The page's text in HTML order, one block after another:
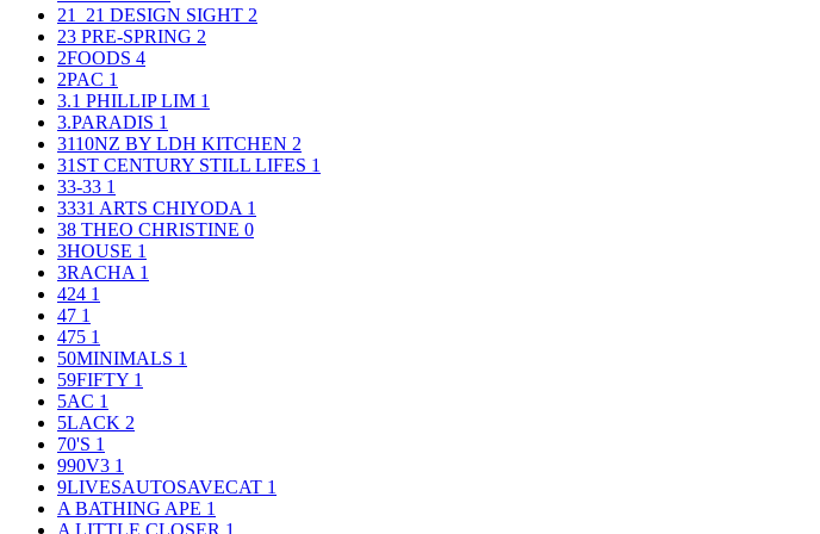
21_21 DESIGN SIGHT 2
23 PRE-SPRING 2
2FOODS 4
2PAC 1
3.1 PHILLIP LIM 1
3.PARADIS 1
3110NZ BY LDH KITCHEN 2
31ST CENTURY STILL LIFES 1
33-33 1
3331 ARTS CHIYODA 1
38 THEO CHRISTINE 0
3HOUSE 1
3RACHA 1
424 1
47 1
475 1
50MINIMALS 1
59FIFTY 1
5AC 1
5LACK 2
70'S 1
990V3 1
9LIVESAUTOSAVECAT 1
A BATHING APE 1
A LITTLE CLOSER 1